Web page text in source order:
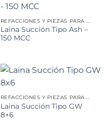
REFACCIONES Y PIEZAS PARA MINERÍA
Laina Succión Tipo Ash –
150 MCC
REFACCIONES Y PIEZAS PARA MINERÍA
Laina Succión Tipo GW
8×6